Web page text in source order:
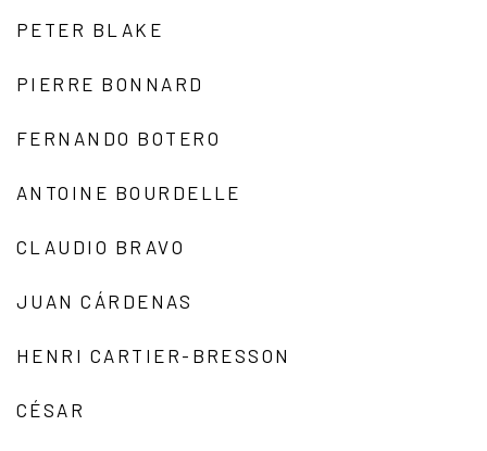
PETER BLAKE
PIERRE BONNARD
FERNANDO BOTERO
ANTOINE BOURDELLE
CLAUDIO BRAVO
JUAN CÁRDENAS
HENRI CARTIER-BRESSON
CÉSAR